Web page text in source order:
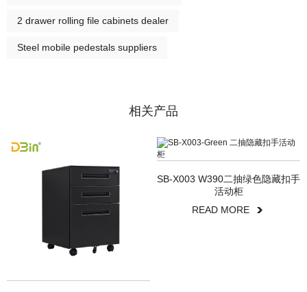
2 drawer rolling file cabinets dealer
Steel mobile pedestals suppliers
相关产品
SB-X003 W390二抽绿色隐藏扣手
活动柜
READ MORE